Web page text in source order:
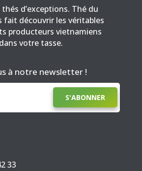
d’exceptions. Thé du
fait découvrir les véritables
producteurs vietnamiens
votre tasse.
à notre newsletter !
S'ABONNER
33